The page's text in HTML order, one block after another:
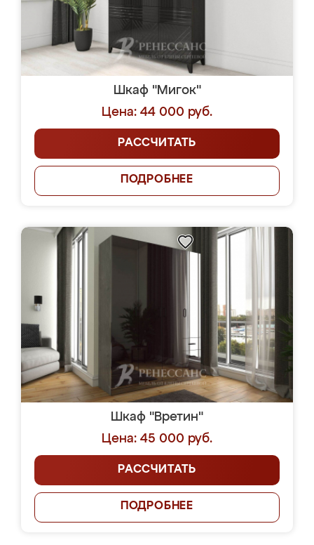
Шкаф "Мигок"
Цена: 44 000 руб.
РАССЧИТАТЬ
ПОДРОБНЕЕ
Шкаф "Вретин"
Цена: 45 000 руб.
РАССЧИТАТЬ
ПОДРОБНЕЕ